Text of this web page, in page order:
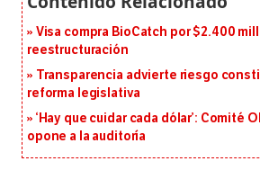
Visa compra BioCatch por $2.400
reestructuración
Transparencia advierte riesgo
reforma legislativa
‘Hay que cuidar cada dólar’: Comité
opone a la auditoría